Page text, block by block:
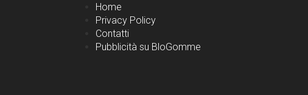
Home
Privacy Policy
Contatti
Pubblicità su BloGomme